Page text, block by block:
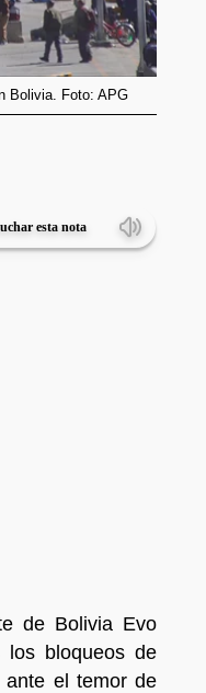
Bolivia. Foto: APG
esta nota
de Bolivia Evo
los bloqueos de
el temor de